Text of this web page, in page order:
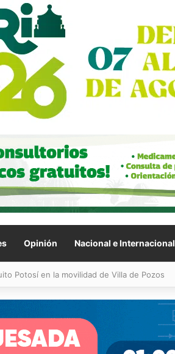
Opinión Nacional e Internacional
y de pastizales